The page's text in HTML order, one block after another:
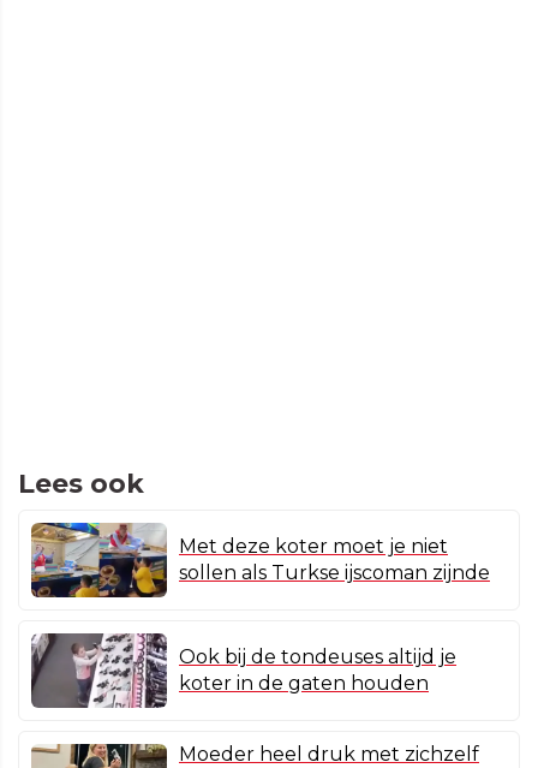
Lees ook
Met deze koter moet je niet
sollen als Turkse ijscoman zijnde
Ook bij de tondeuses altijd je
koter in de gaten houden
Moeder heel druk met zichzelf